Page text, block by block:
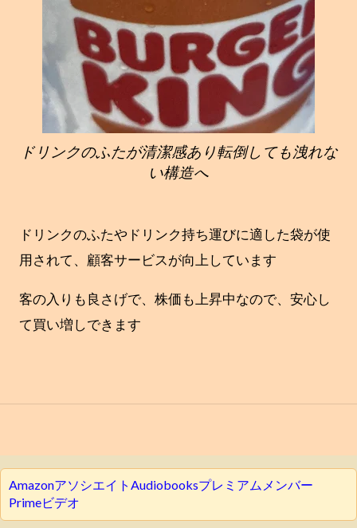
ドリンクのふたが清潔感あり転倒しても洩れな
い構造へ
ドリンクのふたやドリンク持ち運びに適した袋が使
用されて、顧客サービスが向上しています
客の入りも良さげで、株価も上昇中なので、安心し
て買い増しできます
AmazonアソシエイトAudiobooksプレミアムメンバー
Primeビデオ